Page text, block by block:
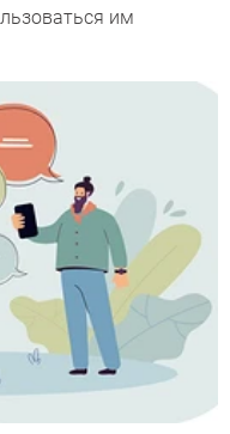
им